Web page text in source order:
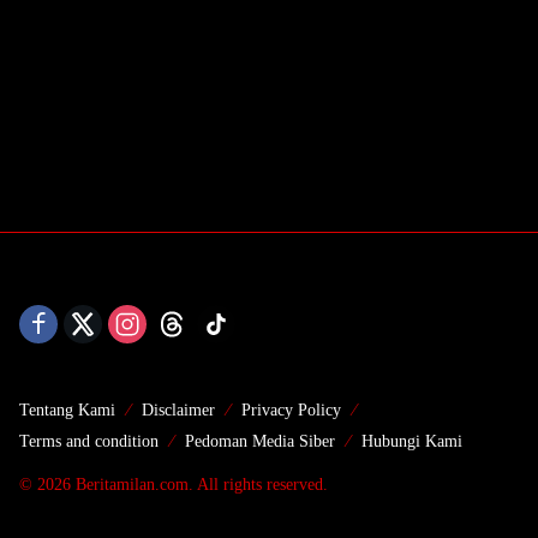
Tentang Kami Disclaimer
Privacy Policy
Terms and condition
Pedoman Media Siber Hubungi Kami
© 2026 Beritamilan.com. All rights reserved.